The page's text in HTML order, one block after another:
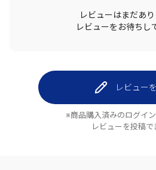
レビューはまだあり
レビューをお待ちし
レビュー
※商品購入済みのログイ
レビューを投稿で